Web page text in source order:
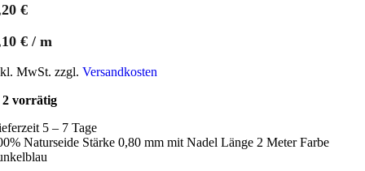
€
€ / m
MwSt. zzgl. Versandkosten
2 vorrätig
5 – 7 Tage
Naturseide Stärke 0,80 mm mit Nadel Länge 2 Meter Farbe